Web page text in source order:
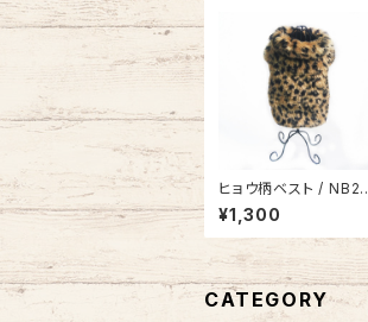
ヒョウ柄ベスト / NB21
SS9062316
¥1,300
CATEGORY